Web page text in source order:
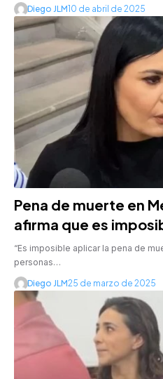
Diego JLM10 de abril de 2025
Pena de muerte en
afirma que es
“Es imposible aplicar la pena de
personas…
Diego JLM25 de marzo de 2025